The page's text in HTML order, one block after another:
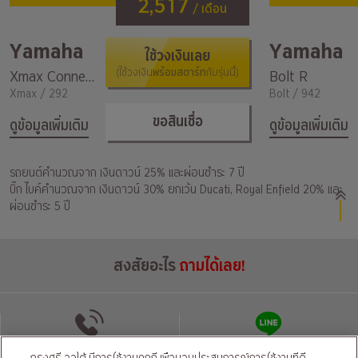
/ เดือน
Yamaha
Xmax Connected
Xmax / 292
ดูข้อมูลเพิ่มเติม
ใช้วงเงินเลย
(ใช้วงเงินพร้อมสตาร์ทกับรุ่นนี้)
ขอสินเชื่อ
Yamaha
Bolt R
Bolt / 942
ดูข้อมูลเพิ่มเติม
รถยนต์คำนวณจาก เงินดาวน์ 25% และผ่อนชำระ 7 ปี
บิ๊ก ไบค์คำนวณจาก เงินดาวน์ 30% ยกเว้น Ducati, Royal Enfield 20% และ
ผ่อนชำระ 5 ปี
สงสัยอะไรถามได้เลย!
โทรติดต่อ แชทผ่านไลน์